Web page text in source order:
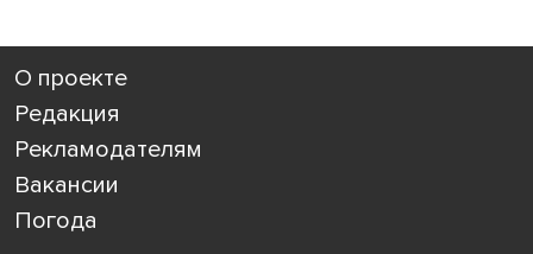
О проекте
Редакция
Рекламодателям
Вакансии
Погода